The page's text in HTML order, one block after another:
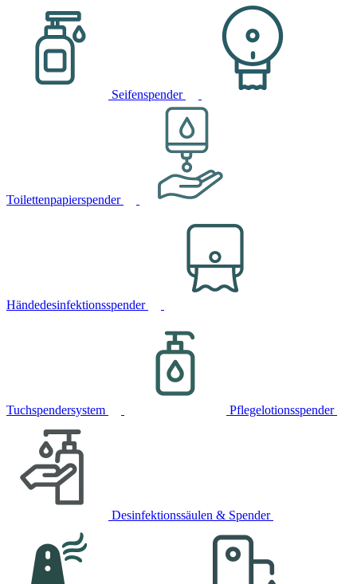
Seifenspender
Toilettenpapierspender
Händedesinfektionsspender
Tuchspendersystem Pflegelotionsspender
Desinfektionssäulen & Spender